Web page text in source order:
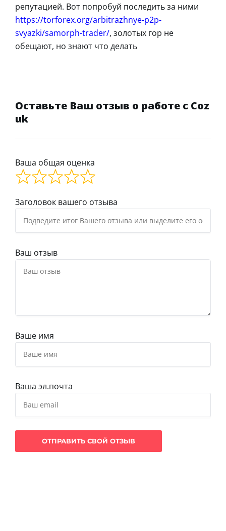
репутацией. Вот попробуй последить за ними
https://torforex.org/arbitrazhnye-p2p-
svyazki/samorph-trader/, золотых гор не
обещают, но знают что делать
Оставьте Ваш отзыв о работе с Coz
uk
Ваша общая оценка
Заголовок вашего отзыва
Ваш отзыв
Ваше имя
Ваша эл.почта